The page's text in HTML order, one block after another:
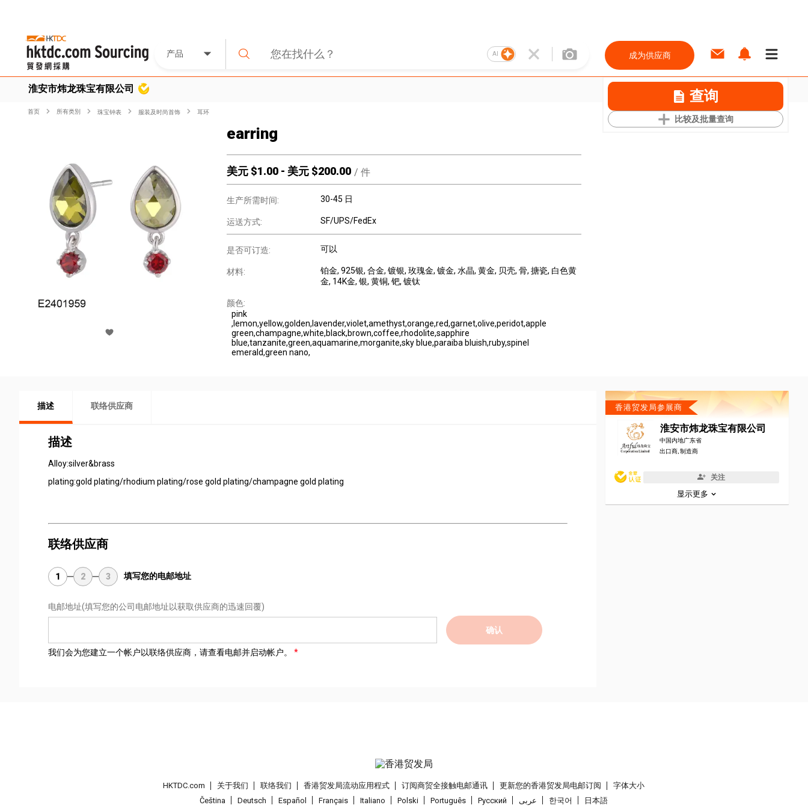
产品 AI 成为供应商
淮安市炜龙珠宝有限公司 查询
比较及批量查询
首页 所有类別 珠宝钟表 服装及时尚首饰 耳环
earring
美元 $1.00 - 美元 $200.00 / 件
生产所需时间: 30-45 日
运送方式: SF/UPS/FedEx
是否可订造: 可以
材料: 铂金, 925银, 合金, 镀银, 玫瑰金, 镀金, 水晶, 黄金, 贝壳, 骨, 搪瓷, 白色黄
金, 14K金, 银, 黄铜, 钯, 镀钛
颜色:
pink
,lemon,yellow,golden,lavender,violet,amethyst,orange,red,garnet,olive,peridot,apple
green,champagne,white,black,brown,coffee,rhodolite,sapphire
blue,tanzanite,green,aquamarine,morganite,sky blue,paraiba bluish,ruby,spinel
emerald,green nano,
描述 联络供应商
描述
Alloy:silver&brass
plating:gold plating/rhodium plating/rose gold plating/champagne gold plating
联络供应商
1 2 3 填写您的电邮地址
电邮地址(填写您的公司电邮地址以获取供应商的迅速回覆)
确认
我们会为您建立一个帐户以联络供应商，请查看电邮并启动帐户。
香港贸发局参展商
淮安市炜龙珠宝有限公司
中国内地广东省
出口商, 制造商
关注
显示更多
HKTDC.com 关于我们 联络我们 香港贸发局流动应用程式 订阅商贸全接触电邮通讯 更新您的香港贸发局电邮订阅
字体大小
Čeština
Deutsch Español Français Italiano Polski Português Pусский عربى 한국어 日本語